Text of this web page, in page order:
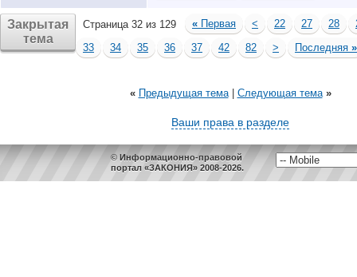
Закрытая
тема
Страница 32 из 129 « Первая < 22 27 28
33
34 35 36 37 42 82 > Последняя »
« Предыдущая тема| Следующая тема »
Ваши права в разделе
© Информационно-правовой
портал «ЗАКОНИЯ» 2008-2026.